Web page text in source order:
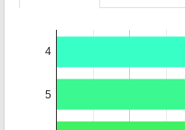
4
5